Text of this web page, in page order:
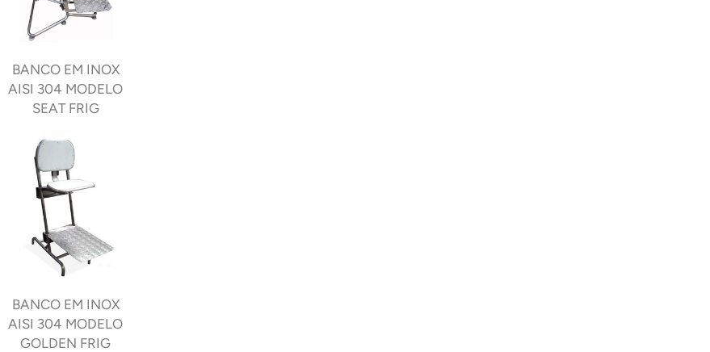
BANCO EM INOX
AISI 304 MODELO
SEAT FRIG
BANCO EM INOX
AISI 304 MODELO
GOLDEN FRIG